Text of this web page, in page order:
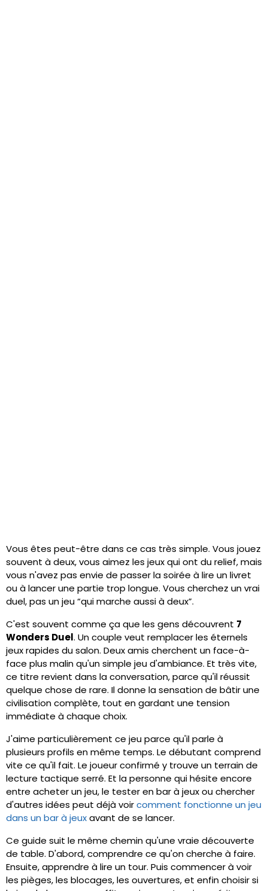
Vous êtes peut-être dans ce cas très simple. Vous jouez
souvent à deux, vous aimez les jeux qui ont du relief, mais
vous n'avez pas envie de passer la soirée à lire un livret
ou à lancer une partie trop longue. Vous cherchez un vrai
duel, pas un jeu “qui marche aussi à deux”.
C'est souvent comme ça que les gens découvrent 7
Wonders Duel. Un couple veut remplacer les éternels
jeux rapides du salon. Deux amis cherchent un face-à-
face plus malin qu'un simple jeu d'ambiance. Et très vite,
ce titre revient dans la conversation, parce qu'il réussit
quelque chose de rare. Il donne la sensation de bâtir une
civilisation complète, tout en gardant une tension
immédiate à chaque choix.
J'aime particulièrement ce jeu parce qu'il parle à
plusieurs profils en même temps. Le débutant comprend
vite ce qu'il fait. Le joueur confirmé y trouve un terrain de
lecture tactique serré. Et la personne qui hésite encore
entre acheter un jeu, le tester en bar à jeux ou chercher
d'autres idées peut déjà voircomment fonctionne un jeu
dans un bar à jeuxavant de se lancer.
Ce guide suit le même chemin qu'une vraie découverte
de table. D'abord, comprendre ce qu'on cherche à faire.
Ensuite, apprendre à lire un tour. Puis commencer à voir
les pièges, les blocages, les ouvertures, et enfin choisir si